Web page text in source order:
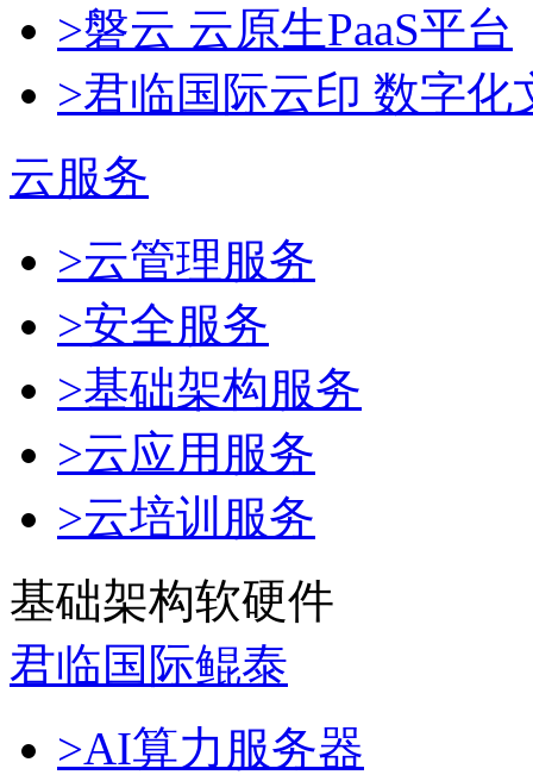
>磐云 云原生PaaS平台
>君临国际云印 数字化
云服务
>云管理服务
>安全服务
>基础架构服务
>云应用服务
>云培训服务
基础架构软硬件
君临国际鲲泰
>AI算力服务器